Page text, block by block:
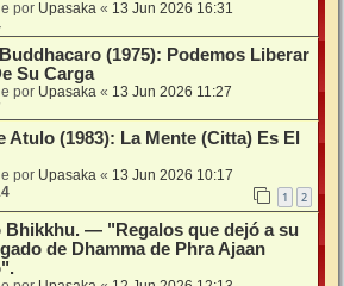
por Upasaka « 13 Jun 2026 16:31
(1975): Podemos Liberar
Su Carga
por Upasaka « 13 Jun 2026 11:27
Atulo (1983): La Mente (Citta) Es El
por Upasaka « 13 Jun 2026 10:17
1 2
Bhikkhu. — "Regalos que dejó a su
de Dhamma de Phra Ajaan